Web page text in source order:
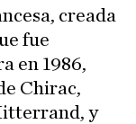
creada
fue
en 1986,
Chirac,
y